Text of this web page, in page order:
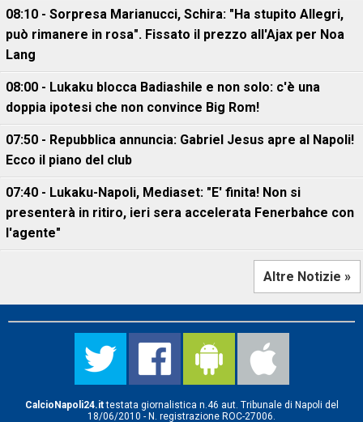
08:10 - Sorpresa Marianucci, Schira: "Ha stupito Allegri,
può rimanere in rosa". Fissato il prezzo all'Ajax per Noa
Lang
08:00 - Lukaku blocca Badiashile e non solo: c'è una
doppia ipotesi che non convince Big Rom!
07:50 - Repubblica annuncia: Gabriel Jesus apre al Napoli!
Ecco il piano del club
07:40 - Lukaku-Napoli, Mediaset: "E' finita! Non si
presenterà in ritiro, ieri sera accelerata Fenerbahce con
l'agente"
Altre Notizie »
CalcioNapoli24.ittestata giornalistica n.46 aut. Tribunale di Napoli del
18/06/2010 - N. registrazione ROC-27006.